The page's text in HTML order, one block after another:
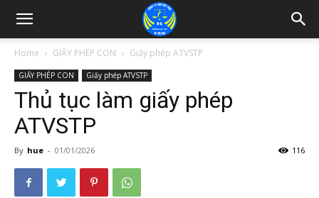
Home GIẤY PHÉP CON Giấy phép ATVSTP
GIẤY PHÉP CON Giấy phép ATVSTP
Thủ tục làm giấy phép
ATVSTP
By hue - 01/01/2026 116